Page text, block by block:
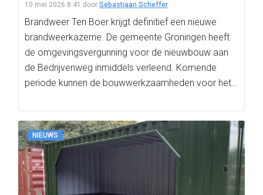
10 mei 2026 8:41 door Sebastiaan Scheffer
Brandweer Ten Boer krijgt definitief een nieuwe
brandweerkazerne. De gemeente Groningen heeft
de omgevingsvergunning voor de nieuwbouw aan
de Bedrijvenweg inmiddels verleend. Komende
periode kunnen de bouwwerkzaamheden voor het
NIEUWS